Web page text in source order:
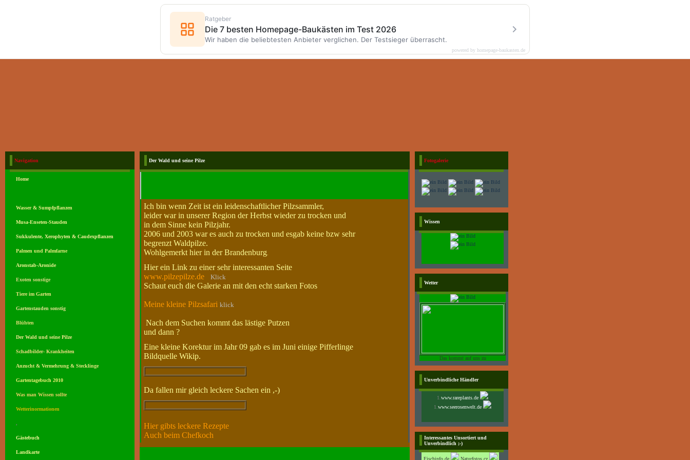
Navigation
Home
Wasser & Sumpfpflanzen
Musa-Enseten-Stauden
Sukkulente, Xerophyten & Caudexpflanzen
Palmen und Palmfarne
Aronstab-Aronide
Exoten sonstige
Tiere im Garten
Gartenstauden sonstig
Blühten
Der Wald und seine Pilze
Schadbilder- Krankheiten
Anzucht & Vermehrung & Stecklinge
Gartentagebuch 2010
Was man Wissen sollte
Wetterinormationen
,
Gästebuch
Landkarte
Der Wald und seine Pilze
Ich bin wenn Zeit ist ein leidenschaftlicher Pilzsammler,
leider war in unserer Region der Herbst wieder zu trocken und
in dem Sinne kein Pilzjahr.
2006 und 2003 war es auch zu trocken und esgab keine bzw sehr
begrenzt Waldpilze.
Wohlgemerkt hier in der Brandenburg
Hier ein Link zu einer sehr interessanten Seite
www.pilzepilze.de Klick
Schaut euch die Galerie an mit den echt starken Fotos
Meine kleine Pilzsafari klick
Nach dem Suchen kommt das lästige Putzen
und dann ?
Eine kleine Korektur im Jahr 09 gab es im Juni einige Pifferlinge
Bildquelle Wikip.
Da fallen mir gleich leckere Sachen ein ,-)
Hier gibts leckere Rezepte
Auch beim Chefkoch
Fotogalerie
Wissen
Wetter
Das kommt auf uns zu
Unverbindliche Händler
1. www.rareplants.de
1. www.seerosenwelt.de
Interessantes Unsortiert und
Unverbindlich ;-)
Fischinfo.de Naturfotos.cz
Ratgeber
Die 7 besten Homepage-Baukästen im Test 2026
Wir haben die beliebtesten Anbieter verglichen. Der Testsieger überrascht.
powered by homepage-baukasten.de